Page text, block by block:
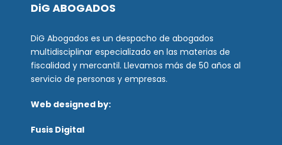
DiG ABOGADOS
DiG Abogados es un despacho de abogados
multidisciplinar especializado en las materias de
fiscalidad y mercantil. Llevamos más de 50 años al
servicio de personas y empresas.
Web designed by:
Fusis Digital